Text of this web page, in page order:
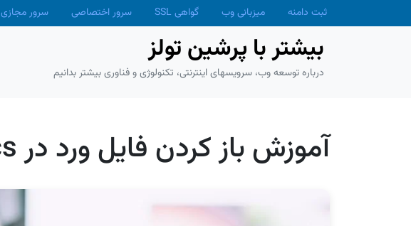
Skip to main contentثبت دامنه میزبانی وب گواهی SSL سرور اختصاصی سرور مجازی
بیشتر با پرشین تولز
درباره توسعه وب، سرویسهای اینترنتی، تکنولوژی و فناوری بیشتر بدانیم
آموزش باز کردن فایل ورد در Google Docs